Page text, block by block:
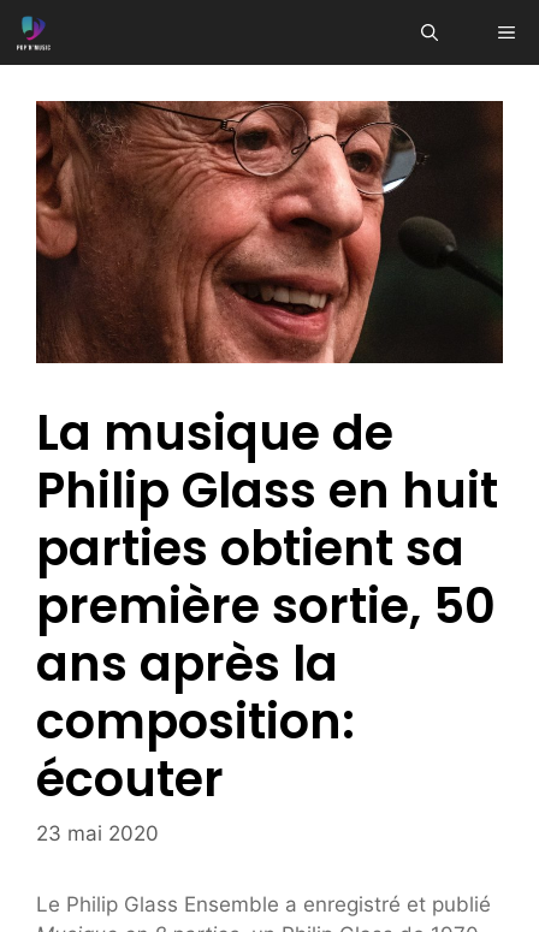
Aller
au
La musique de
Philip Glass en huit
parties obtient sa
première sortie, 50
ans après la
composition:
écouter
23 mai 2020
Le Philip Glass Ensemble a enregistré et publié